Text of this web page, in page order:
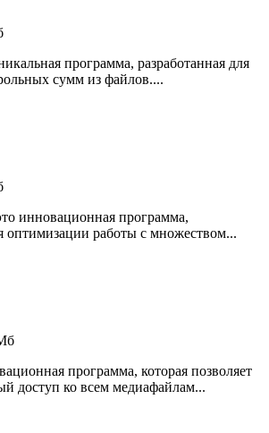
программа, разработанная для
сумм из файлов....
инновационная программа,
оптимизации работы с множеством...
программа, которая позволяет
доступ ко всем медиафайлам...